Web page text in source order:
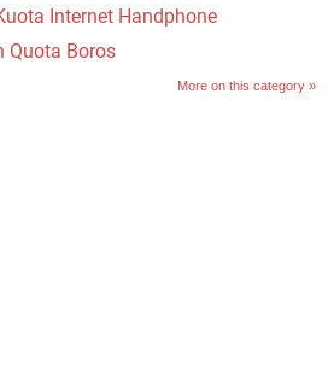
Internet Handphone
Quota Boros
More on this category »